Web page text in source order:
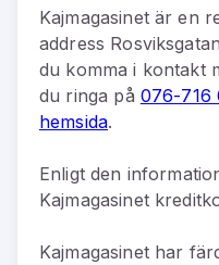
Kajmagasinetären
address
du komma i kontakt
du ringa på 076-716
hemsida.
Enligt den
Kajmagasinet
Kajmagasinet har